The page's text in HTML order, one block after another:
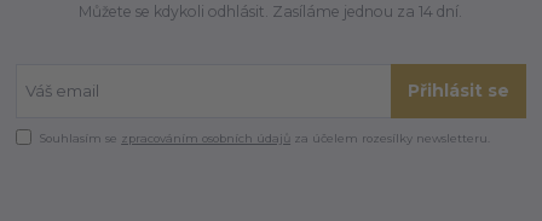
Můžete se kdykoli odhlásit. Zasíláme jednou za 14 dní.
Přihlásit se
Souhlasím se zpracováním osobních údajů za účelem rozesílky newsletteru.